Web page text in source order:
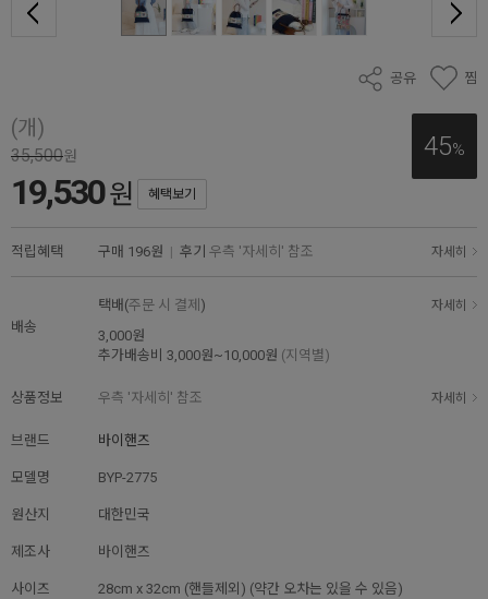
공유 찜
(개)
45%
35,500원
19,530원 혜택보기
적립혜택 구매 196원 | 후기 우측 '자세히' 참조 자세히
배송
택배(주문 시 결제 ) 자세히
3,000원
추가배송비 3,000원~10,000원 (지역별)
상품정보 우측 '자세히' 참조 자세히
브랜드 바이핸즈
모델명 BYP-2775
원산지 대한민국
제조사 바이핸즈
사이즈 28cm x 32cm (핸들제외) (약간 오차는 있을 수 있음)